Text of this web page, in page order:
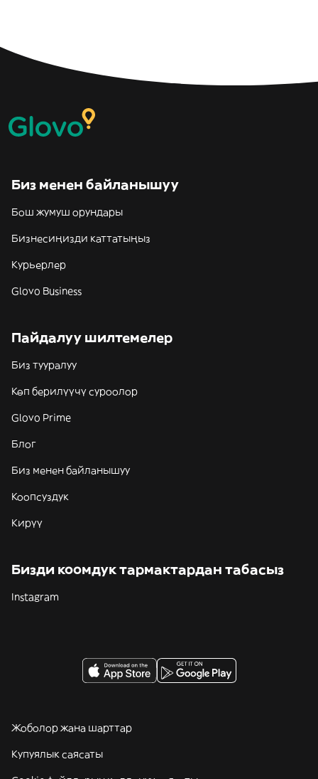
Биз менен байланышуу
Бош жумуш орундары
Бизнесиңизди каттатыңыз
Курьерлер
Glovo Business
Пайдалуу шилтемелер
Биз тууралуу
Көп берилүүчү суроолор
Glovo Prime
Блог
Биз менен байланышуу
Коопсуздук
Кирүү
Бизди коомдук тармактардан табасыз
Instagram
Жоболор жана шарттар
Купуялык саясаты